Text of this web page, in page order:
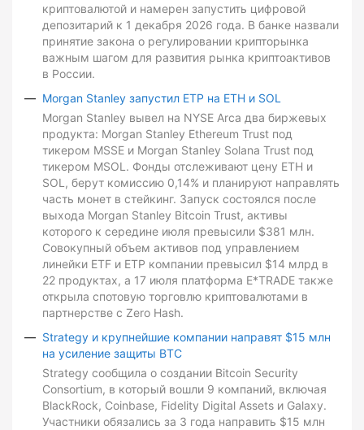
криптовалютой и намерен запустить цифровой
депозитарий к 1 декабря 2026 года. В банке назвали
принятие закона о регулировании крипторынка
важным шагом для развития рынка криптоактивов
в России.
Morgan Stanley запустил ETP на ETH и SOL
Morgan Stanley вывел на NYSE Arca два биржевых
продукта: Morgan Stanley Ethereum Trust под
тикером MSSE и Morgan Stanley Solana Trust под
тикером MSOL. Фонды отслеживают цену ETH и
SOL, берут комиссию 0,14% и планируют направлять
часть монет в стейкинг. Запуск состоялся после
выхода Morgan Stanley Bitcoin Trust, активы
которого к середине июля превысили $381 млн.
Совокупный объем активов под управлением
линейки ETF и ETP компании превысил $14 млрд в
22 продуктах, а 17 июля платформа E*TRADE также
открыла спотовую торговлю криптовалютами в
партнерстве с Zero Hash.
Strategy и крупнейшие компании направят $15 млн
на усиление защиты BTC
Strategy сообщила о создании Bitcoin Security
Consortium, в который вошли 9 компаний, включая
BlackRock, Coinbase, Fidelity Digital Assets и Galaxy.
Участники обязались за 3 года направить $15 млн